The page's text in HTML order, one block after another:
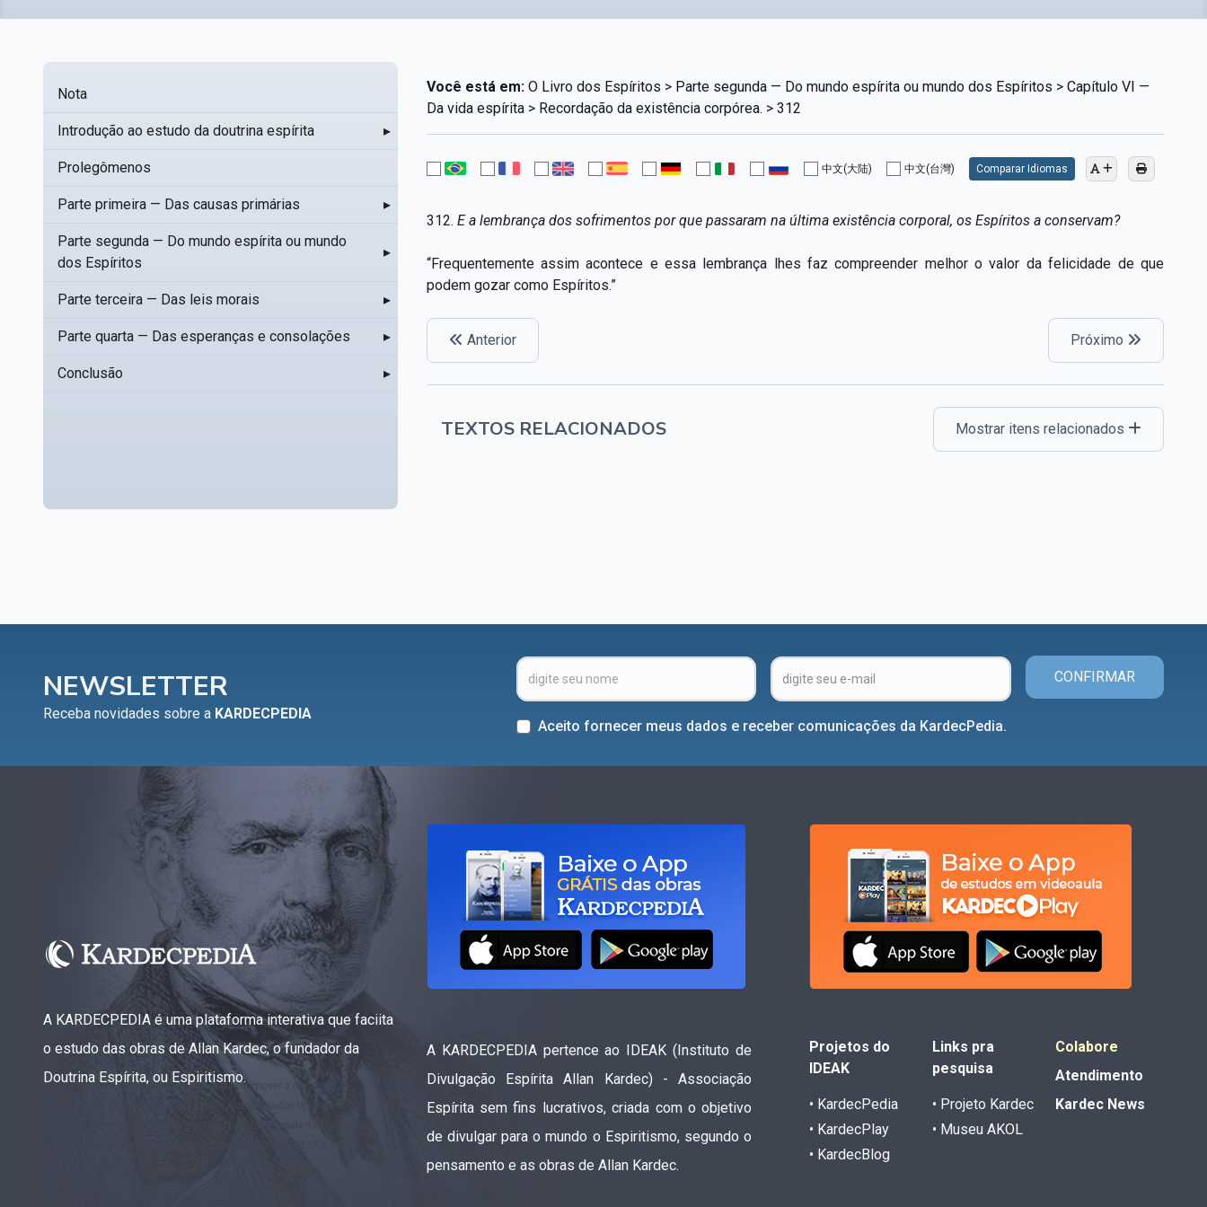
Nota
Introdução ao estudo da doutrina espírita ▸
Prolegômenos
Parte primeira — Das causas primárias ▸
Parte segunda — Do mundo espírita ou mundo
dos Espíritos
▸
Parte terceira — Das leis morais ▸
Parte quarta — Das esperanças e consolações ▸
Conclusão ▸
Você está em:O Livro dos Espíritos > Parte segunda — Do mundo espírita ou mundo dos Espíritos > Capítulo VI —
Da vida espírita > Recordação da existência corpórea. > 312
中文(大陆) 中文(台灣) Comparar Idiomas
312. E a lembrança dos sofrimentos por que passaram na última existência corporal, os Espíritos a conservam?
“Frequentemente assim acontece e essa lembrança lhes faz compreender melhor o valor da felicidade de que
podem gozar como Espíritos.”
Anterior Próximo
TEXTOS RELACIONADOS Mostrar itens relacionados
NEWSLETTER
Receba novidades sobre a KARDECPEDIA
CONFIRMAR
Aceito fornecer meus dados e receber comunicações da KardecPedia.
A KARDECPEDIA é uma plataforma interativa que faciita
o estudo das obras de Allan Kardec, o fundador da
Doutrina Espírita, ou Espiritismo.
A KARDECPEDIA pertence ao IDEAK (Instituto de
Divulgação Espírita Allan Kardec) - Associação
Espírita sem fins lucrativos, criada com o objetivo
de divulgar para o mundo o Espiritismo, segundo o
pensamento e as obras de Allan Kardec.
Projetos do
IDEAK
• KardecPedia
• KardecPlay
• KardecBlog
Links pra
pesquisa
• Projeto Kardec
• Museu AKOL
Colabore
Atendimento
Kardec News